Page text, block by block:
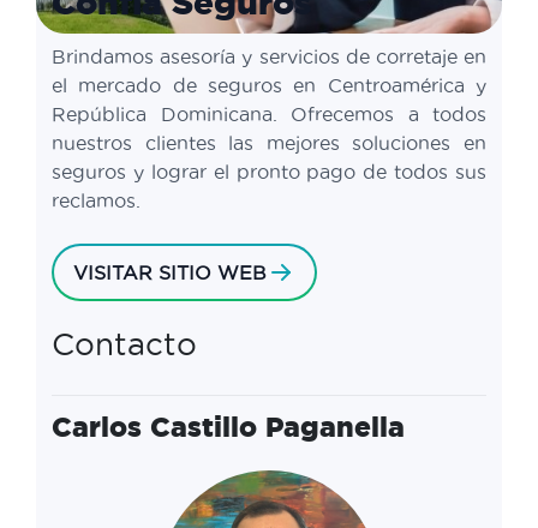
Brindamos asesoría y servicios de corretaje en
el mercado de seguros en Centroamérica y
República Dominicana. Ofrecemos a todos
nuestros clientes las mejores soluciones en
seguros y lograr el pronto pago de todos sus
reclamos.
VISITAR SITIO WEB
Contacto
Carlos Castillo Paganella